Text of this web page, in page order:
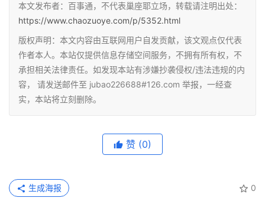
本文发布者：百事通，不代表巢座耶立场，转载请注明出处：
https://www.chaozuoye.com/p/5352.html
版权声明：本文内容由互联网用户自发贡献，该文观点仅代表
作者本人。本站仅提供信息存储空间服务，不拥有所有权，不
承担相关法律责任。如发现本站有涉嫌抄袭侵权/违法违规的内
容， 请发送邮件至 jubao226688#126.com 举报，一经查
实，本站将立刻删除。
赞 (0)
0
生成海报